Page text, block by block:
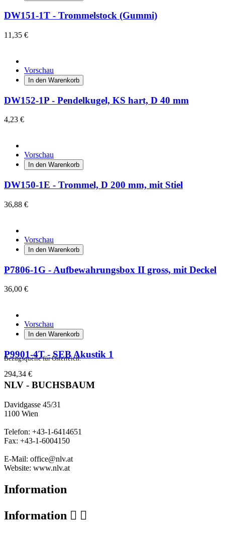
DW151-1T - Trommelstock (Gummi)
11,35 €
Vorschau
In den Warenkorb
DW152-1P - Pendelkugel, KS hart, D 40 mm
4,23 €
Vorschau
In den Warenkorb
DW150-1E - Trommel, D 200 mm, mit Stiel
36,88 €
Vorschau
In den Warenkorb
P7806-1G - Aufbewahrungsbox II gross, mit Deckel
36,00 €
Vorschau
In den Warenkorb
P9901-4T - SEB Akustik 1
294,34 €
Bezugsquelle für Österreich:
NLV - BUCHSBAUM
Davidgasse 45/31
1100 Wien
Telefon: +43-1-6414651
Fax: +43-1-6004150
E-Mail: office@nlv.at
Website: www.nlv.at
Information
Information  